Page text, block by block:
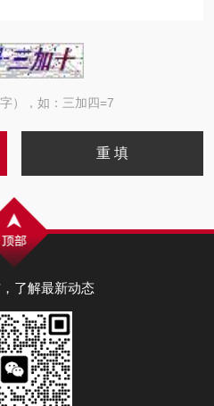
），如：三加四=7
了解最新动态